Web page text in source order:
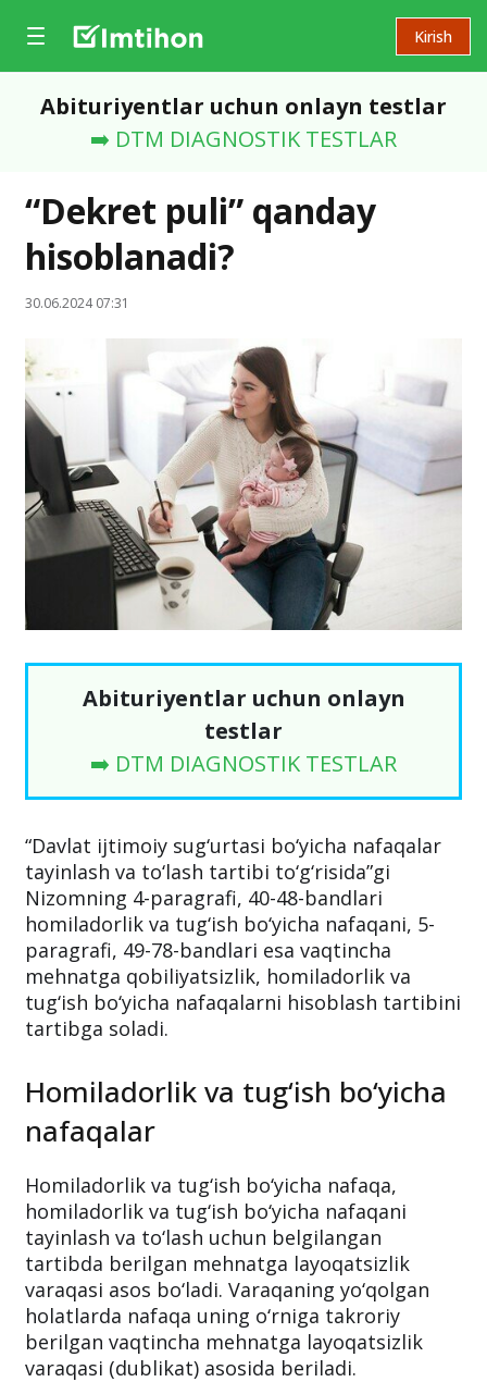
Kirish
Abituriyentlar uchun onlayn testlar
➡️ DTM DIAGNOSTIK TESTLAR
“Dekret puli” qanday
hisoblanadi?
30.06.2024 07:31
Abituriyentlar uchun onlayn
testlar
➡️ DTM DIAGNOSTIK TESTLAR
“Davlat ijtimoiy sug‘urtasi bo‘yicha nafaqalar
tayinlash va to‘lash tartibi to‘g‘risida”gi
Nizomning 4-paragrafi, 40-48-bandlari
homiladorlik va tug‘ish bo‘yicha nafaqani, 5-
paragrafi, 49-78-bandlari esa vaqtincha
mehnatga qobiliyatsizlik, homiladorlik va
tug‘ish bo‘yicha nafaqalarni hisoblash tartibini
tartibga soladi.
Homiladorlik va tug‘ish bo‘yicha
nafaqalar
Homiladorlik va tug‘ish bo‘yicha nafaqa,
homiladorlik va tug‘ish bo‘yicha nafaqani
tayinlash va to‘lash uchun belgilangan
tartibda berilgan mehnatga layoqatsizlik
varaqasi asos bo‘ladi. Varaqaning yo‘qolgan
holatlarda nafaqa uning o‘rniga takroriy
berilgan vaqtincha mehnatga layoqatsizlik
varaqasi (dublikat) asosida beriladi.